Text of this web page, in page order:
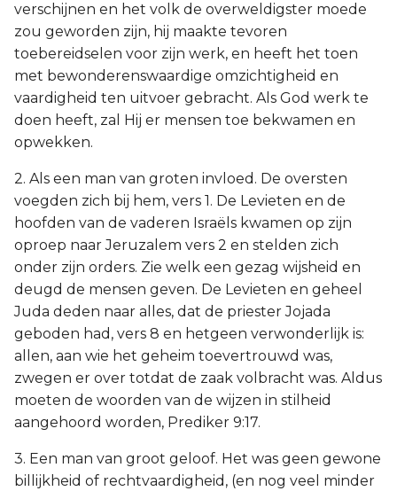
verschijnen en het volk de overweldigster moede
zou geworden zijn, hij maakte tevoren
toebereidselen voor zijn werk, en heeft het toen
met bewonderenswaardige omzichtigheid en
vaardigheid ten uitvoer gebracht. Als God werk te
doen heeft, zal Hij er mensen toe bekwamen en
opwekken.
2. Als een man van groten invloed. De oversten
voegden zich bij hem, vers 1. De Levieten en de
hoofden van de vaderen Israëls kwamen op zijn
oproep naar Jeruzalem vers 2 en stelden zich
onder zijn orders. Zie welk een gezag wijsheid en
deugd de mensen geven. De Levieten en geheel
Juda deden naar alles, dat de priester Jojada
geboden had, vers 8 en hetgeen verwonderlijk is:
allen, aan wie het geheim toevertrouwd was,
zwegen er over totdat de zaak volbracht was. Aldus
moeten de woorden van de wijzen in stilheid
aangehoord worden, Prediker 9:17.
3. Een man van groot geloof. Het was geen gewone
billijkheid of rechtvaardigheid, (en nog veel minder